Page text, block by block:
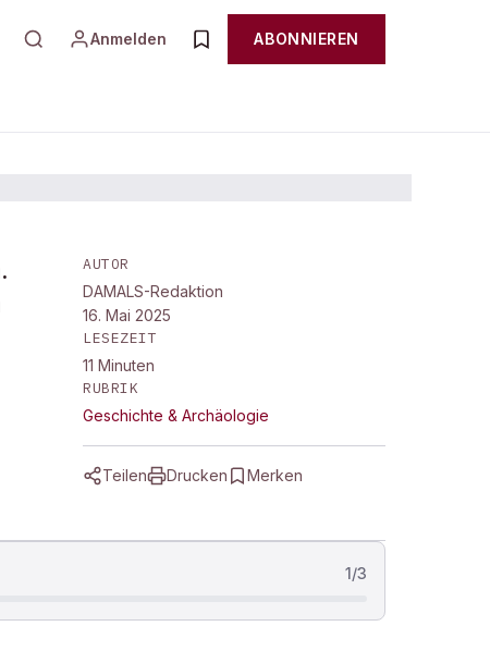
Anmelden ABONNIEREN
AUTOR
DAMALS-Redaktion
16. Mai 2025
LESEZEIT
11 Minuten
RUBRIK
Geschichte & Archäologie
Teilen Drucken Merken
1/3